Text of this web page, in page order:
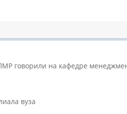
говорили на кафедре
вуза